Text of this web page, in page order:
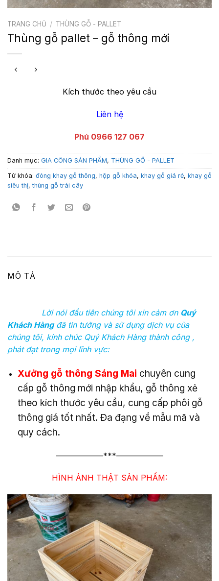
TRANG CHỦ / THÙNG GỖ - PALLET
Thùng gỗ pallet – gỗ thông mới
Kích thước theo yêu cầu
Liên hệ
Phú 0966 127 067
Danh mục: GIA CÔNG SẢN PHẨM, THÙNG GỖ - PALLET
Từ khóa: đóng khay gỗ thông, hộp gỗ khóa, khay gỗ giá rẻ, khay gỗ
siêu thị,thùng gỗ trái cây
MÔ TẢ
Lời nói đầu tiên chúng tôi xin cảm ơn Quý
Khách Hàngđã tin tưởng và sử dụng dịch vụ của
chúng tôi, kính chúc Quý Khách Hàng thành công ,
phát đạt trong mọi lĩnh vực:
Xưởng gỗ thông Sáng Mai chuyên cung
cấp gỗ thông mới nhập khẩu, gỗ thông xẻ
theo kích thước yêu cầu, cung cấp phôi gỗ
thông giá tốt nhất. Đa đạng về mẫu mã và
quy cách.
——————***——————
HÌNH ẢNH THẬT SẢN PHẨM: